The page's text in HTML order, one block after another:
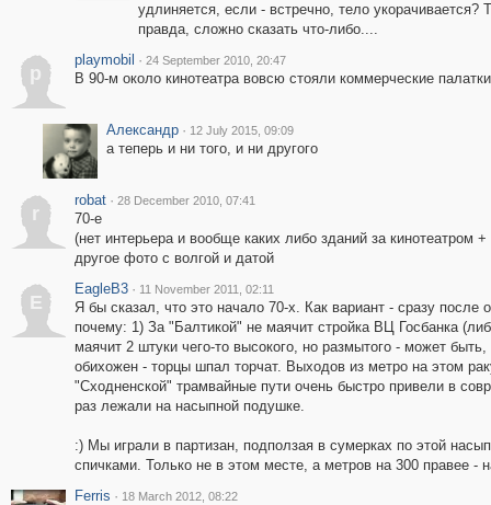
удлиняется, если - встречно, тело укорачивается?
правда, сложно сказать что-либо....
p
playmobil · 24 September 2010, 20:47
В 90-м около кинотеатра вовсю стояли коммерческие
Александр · 12 July 2015, 09:09
а теперь и ни того, и ни другого
r
robat · 28 December 2010, 07:41
70-е
(нет интерьера и вообще каких либо зданий за кинотеатром +
другое фото с волгой и датой
E
EagleB3 · 11 November 2011, 02:11
Я бы сказал, что это начало 70-х. Как вариант - сразу после
почему: 1) За "Балтикой" не маячит стройка ВЦ Госбанка
маячит 2 штуки чего-то высокого, но размытого - может
обихожен - торцы шпал торчат. Выходов из метро на этом
"Сходненской" трамвайные пути очень быстро привели в
раз лежали на насыпной подушке.
:) Мы играли в партизан, подползая в сумерках по этой
спичками. Только не в этом месте, а метров на 300 правее -
Ferris · 18 March 2012, 08:22